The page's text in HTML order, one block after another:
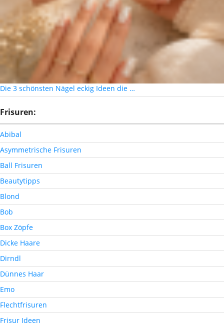
Die 3 schönsten Nägel eckig Ideen die …
Frisuren:
Abibal
Asymmetrische Frisuren
Ball Frisuren
Beautytipps
Blond
Bob
Box Zöpfe
Dicke Haare
Dirndl
Dünnes Haar
Emo
Flechtfrisuren
Frisur Ideen